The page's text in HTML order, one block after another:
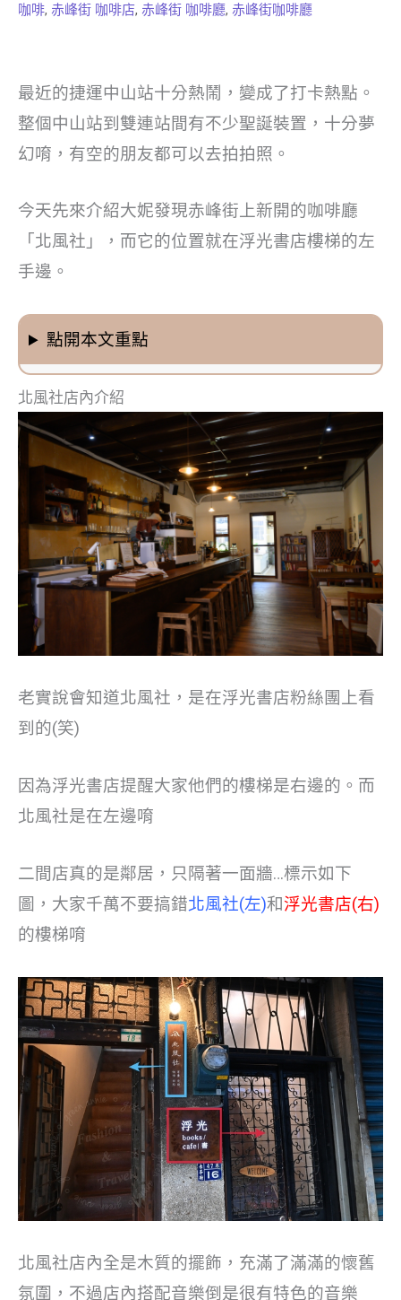
咖啡, 赤峰街 咖啡店, 赤峰街 咖啡廳, 赤峰街咖啡廳
最近的捷運中山站十分熱鬧，變成了打卡熱點。
整個中山站到雙連站間有不少聖誕裝置，十分夢
幻唷，有空的朋友都可以去拍拍照。
今天先來介紹大妮發現赤峰街上新開的咖啡廳
「北風社」，而它的位置就在浮光書店樓梯的左
手邊。
點開本文重點
北風社店內介紹
老實說會知道北風社，是在浮光書店粉絲團上看
到的(笑)
因為浮光書店提醒大家他們的樓梯是右邊的。而
北風社是在左邊唷
二間店真的是鄰居，只隔著一面牆…標示如下
圖，大家千萬不要搞錯北風社(左)和浮光書店(右)
的樓梯唷
北風社店內全是木質的擺飾，充滿了滿滿的懷舊
氛圍，不過店內搭配音樂倒是很有特色的音樂